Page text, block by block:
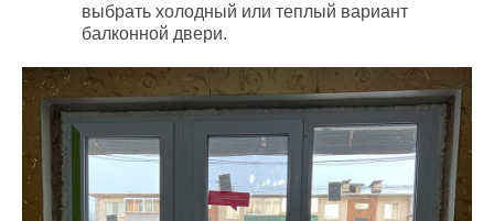
выбрать холодный или теплый вариант
балконной двери.